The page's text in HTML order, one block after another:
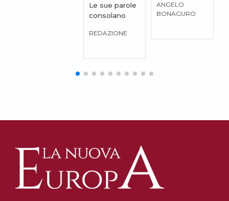
Le sue parole
consolano
REDAZIONE
ANGELO
BONAGURO